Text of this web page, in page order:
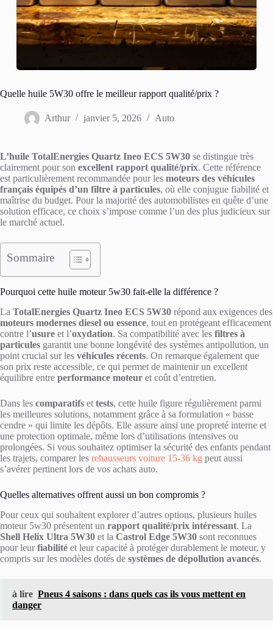
Quelle huile 5W30 offre le meilleur rapport qualité/prix ?
Arthur janvier 5, 2026 Auto
L’huile TotalEnergies Quartz Ineo ECS 5W30 se distingue très
clairement pour son excellent rapport qualité/prix. Cette référence
est particulièrement recommandée pour les moteurs des véhicules
français équipés d’un filtre à particules, où elle conjugue fiabilité et
maîtrise du budget. Pour la majorité des automobilistes en quête d’une
solution efficace, ce choix s’impose comme l’un des plus judicieux sur
le marché actuel.
Sommaire
Pourquoi cette huile moteur 5w30 fait-elle la différence ?
La TotalEnergies Quartz Ineo ECS 5W30 répond aux exigences des
moteurs modernes diesel ou essence, tout en protégeant efficacement
contre l’usure et l’oxydation. Sa compatibilité avec les filtres à
particules garantit une bonne longévité des systèmes antipollution, un
point crucial sur les véhicules récents. On remarque également que
son prix reste accessible, ce qui permet de maintenir un excellent
équilibre entre performance moteur et coût d’entretien.
Dans les comparatifs et tests, cette huile figure régulièrement parmi
les meilleures solutions, notamment grâce à sa formulation « basse
cendre » qui limite les dépôts. Elle assure ainsi une propreté interne et
une protection optimale, même lors d’utilisations intensives ou
prolongées. Si vous souhaitez optimiser la sécurité des enfants pendant
les trajets, comparer les rehausseurs voiture 15-36 kg peut aussi
s’avérer pertinent lors de vos achats auto.
Quelles alternatives offrent aussi un bon compromis ?
Pour ceux qui souhaitent explorer d’autres options, plusieurs huiles
moteur 5w30 présentent un rapport qualité/prix intéressant. La
Shell Helix Ultra 5W30 et la Castrol Edge 5W30 sont reconnues
pour leurfiabilité et leur capacité à protéger durablement le moteur, y
compris sur les modèles dotés de systèmes de dépollution avancés.
à lire Pneus 4 saisons : dans quels cas ils vous mettent en
danger